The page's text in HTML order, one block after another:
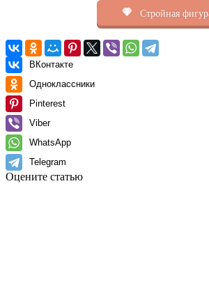
Стройная
ВКонтакте
Одноклассники
Pinterest
Viber
WhatsApp
Telegram
Оцените статью